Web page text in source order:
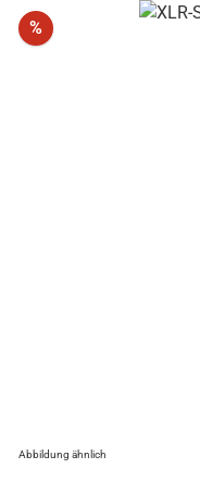
Bildergalerie
%Rabatt
Abbildung ähnlich